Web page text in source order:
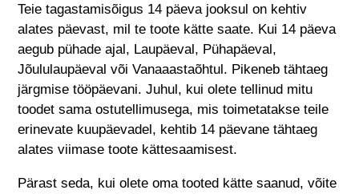
Teie tagastamisõigus 14 päeva jooksul on kehtiv
alates päevast, mil te toote kätte saate. Kui 14 päeva
aegub pühade ajal, Laupäeval, Pühapäeval,
Jõululaupäeval või Vanaaastaõhtul. Pikeneb tähtaeg
järgmise tööpäevani. Juhul, kui olete tellinud mitu
toodet sama ostutellimusega, mis toimetatakse teile
erinevate kuupäevadel, kehtib 14 päevane tähtaeg
alates viimase toote kättesaamisest.
Pärast seda, kui olete oma tooted kätte saanud, võite